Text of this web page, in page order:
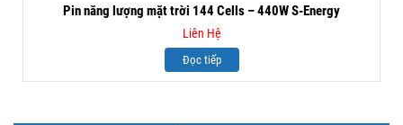
Pin năng lượng mặt trời 144 Cells – 440W S-Energy
Liên Hệ
Đọc tiếp